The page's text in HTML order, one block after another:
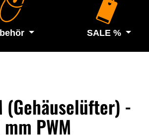
SALE %
(Gehäuselüfter) -
PWM